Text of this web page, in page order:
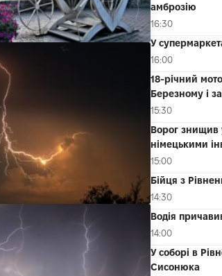
амброзію
16:30
У
16:00
18-річний
Березному і
15:30
Ворог знищив
німецькими
15:00
Бійця з
14:30
Водія
14:00
У соборі в
Сисонюка